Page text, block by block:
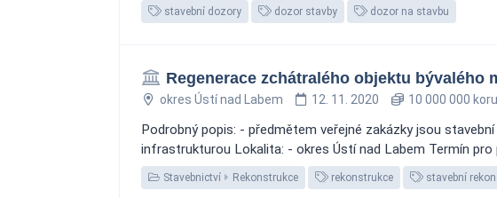
stavební dozory dozor stavby dozor na stavbu
Regenerace zchátralého objektu bývalého
okres Ústí nad Labem 12. 11. 2020 10 000 000
Podrobný popis: - předmětem veřejné zakázky jsou
infrastrukturou Lokalita: - okres Ústí nad Labem Termín
Stavebnictví Rekonstrukce rekonstrukce stavební